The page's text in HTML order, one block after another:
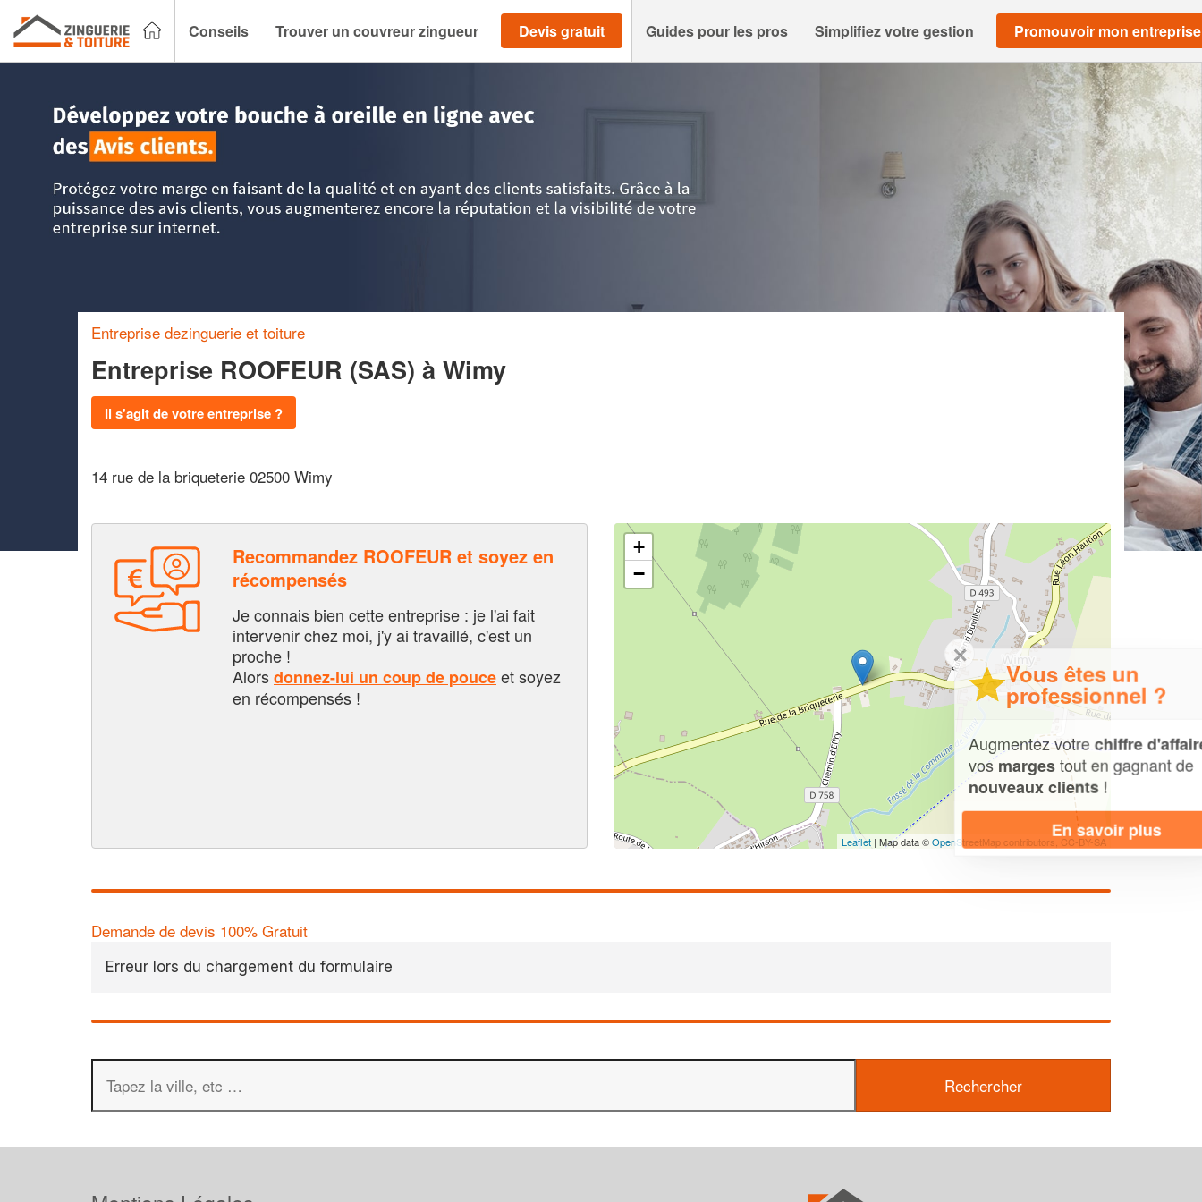
Conseils Trouver un couvreur zingueur Devis gratuit Guides pour les pros Simplifiez votre gestion Promouvoir mon entreprise
Entreprise dezinguerie et toiture
Entreprise ROOFEUR (SAS) à Wimy
Il s'agit de votre entreprise ?
14 rue de la briqueterie 02500 Wimy
Recommandez ROOFEUR et soyez en
récompensés
Je connais bien cette entreprise : je l'ai fait
intervenir chez moi, j'y ai travaillé, c'est un
proche !
Alorsdonnez-lui un coup de pouceet soyez
en récompensés !
+
−
Leaflet | Map data ©OpenStreetMap contributors, CC-BY-SA
Demande de devis 100% Gratuit
Erreur lors du chargement du formulaire
✕
Vous êtes un
professionnel ?
Augmentez votrechiffre d'affaireset
vosmarges tout en gagnant de
nouveaux clients!
En savoir plus